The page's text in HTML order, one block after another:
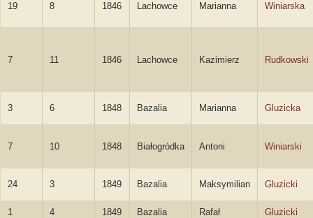
19 8 1846 Lachowce Marianna Winiarska
7 11 1846 Lachowce Kazimierz Rudkowski
3 6 1848 Bazalia Marianna Gluzicka
7 10 1848 Białogródka Antoni Winiarski
24 3 1849 Bazalia Maksymilian Gluzicki
1 4 1849 Bazalia Rafał Gluzicki